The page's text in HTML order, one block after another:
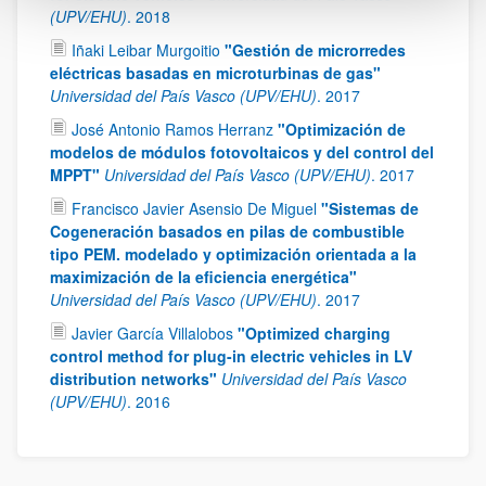
(UPV/EHU). 2018
Iñaki Leibar Murgoitio "Gestión de microrredes
eléctricas basadas en microturbinas de gas"
Universidad del País Vasco (UPV/EHU). 2017
José Antonio Ramos Herranz "Optimización de
modelos de módulos fotovoltaicos y del control del
MPPT" Universidad del País Vasco (UPV/EHU). 2017
Francisco Javier Asensio De Miguel "Sistemas de
Cogeneración basados en pilas de combustible
tipo PEM. modelado y optimización orientada a la
maximización de la eficiencia energética"
Universidad del País Vasco (UPV/EHU). 2017
Javier García Villalobos "Optimized charging
control method for plug-in electric vehicles in LV
distribution networks" Universidad del País Vasco
(UPV/EHU). 2016